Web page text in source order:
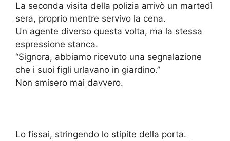
La seconda visita della polizia arrivò un martedì
sera, proprio mentre servivo la cena.
Un agente diverso questa volta, ma la stessa
espressione stanca.
“Signora, abbiamo ricevuto una segnalazione
che i suoi figli urlavano in giardino.”
Non smisero mai davvero.
Lo fissai, stringendo lo stipite della porta.